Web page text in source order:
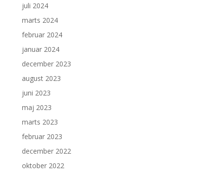
juli 2024
marts 2024
februar 2024
januar 2024
december 2023
august 2023
juni 2023
maj 2023
marts 2023
februar 2023
december 2022
oktober 2022